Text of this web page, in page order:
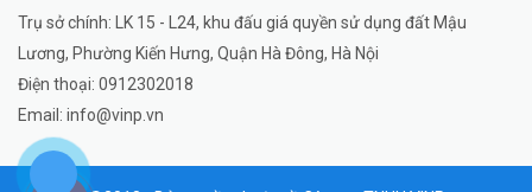
Trụ sở chính: LK 15 - L24, khu đấu giá quyền sử dụng đất Mậu
Lương, Phường Kiến Hưng, Quận Hà Đông, Hà Nội
Điện thoại: 0912302018
Email: info@vinp.vn